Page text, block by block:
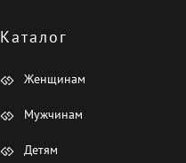
Каталог
Женщинам
Мужчинам
Детям